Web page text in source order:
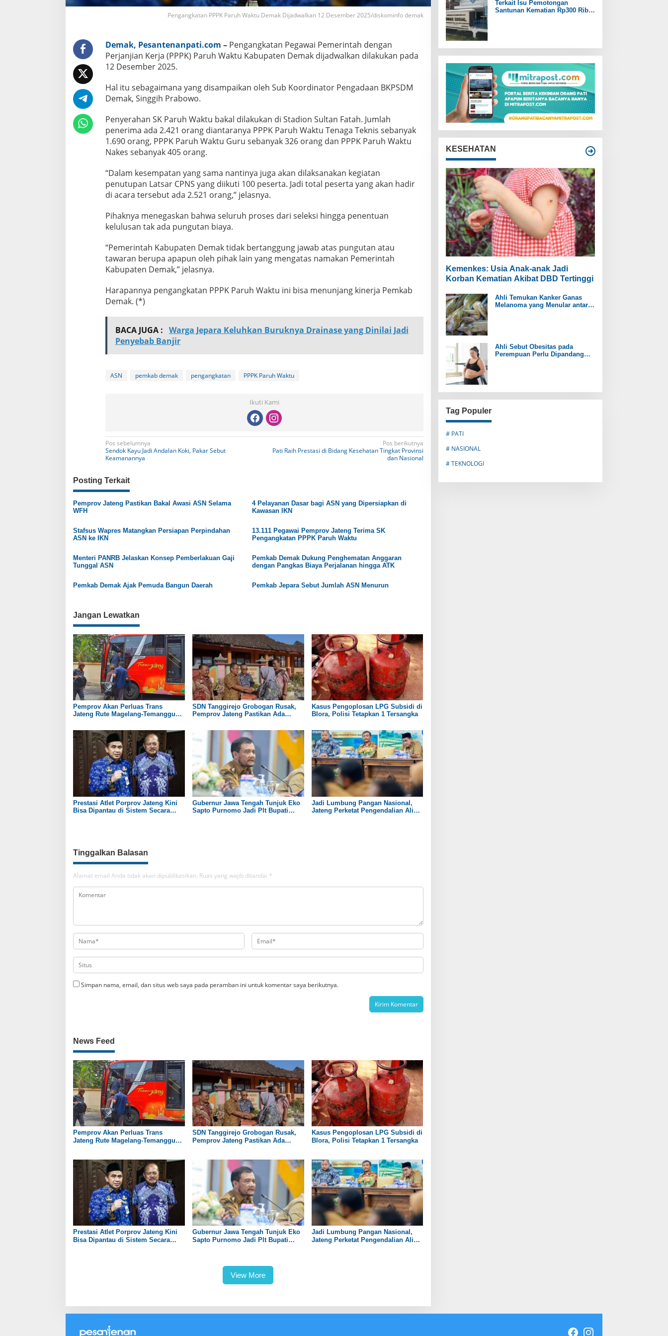
2
m
b
e
r
2
2
5
Pengangkatan PPPK Paruh Waktu Demak Dijadwalkan 12 Desember 2025/diskominfo demak
Demak, Pesantenanpati.com – Pengangkatan Pegawai Pemerintah dengan
Perjanjian Kerja (PPPK) Paruh Waktu Kabupaten Demak dijadwalkan dilakukan pada
12 Desember 2025.
Hal itu sebagaimana yang disampaikan oleh Sub Koordinator Pengadaan BKPSDM
Demak, Singgih Prabowo.
Penyerahan SK Paruh Waktu bakal dilakukan di Stadion Sultan Fatah. Jumlah
penerima ada 2.421 orang diantaranya PPPK Paruh Waktu Tenaga Teknis sebanyak
1.690 orang, PPPK Paruh Waktu Guru sebanyak 326 orang dan PPPK Paruh Waktu
Nakes sebanyak 405 orang.
“Dalam kesempatan yang sama nantinya juga akan dilaksanakan kegiatan
penutupan Latsar CPNS yang diikuti 100 peserta. Jadi total peserta yang akan hadir
di acara tersebut ada 2.521 orang,” jelasnya.
Pihaknya menegaskan bahwa seluruh proses dari seleksi hingga penentuan
kelulusan tak ada pungutan biaya.
“Pemerintah Kabupaten Demak tidak bertanggung jawab atas pungutan atau
tawaran berupa apapun oleh pihak lain yang mengatas namakan Pemerintah
Kabupaten Demak,” jelasnya.
Harapannya pengangkatan PPPK Paruh Waktu ini bisa menunjang kinerja Pemkab
Demak. (*)
BACA JUGA : Warga Jepara Keluhkan Buruknya Drainase yang Dinilai Jadi
Penyebab Banjir
ASN pemkab demak pengangkatan PPPK Paruh Waktu
Ikuti Kami
N
a
v
i
g
s
i
p
o
s
Pos sebelumnya
Sendok Kayu Jadi Andalan Koki, Pakar Sebut
Keamanannya
Pos berikutnya
Pati Raih Prestasi di Bidang Kesehatan Tingkat Provinsi
dan Nasional
Posting Terkait
Pemprov Jateng Pastikan Bakal Awasi ASN Selama
WFH
4 Pelayanan Dasar bagi ASN yang Dipersiapkan di
Kawasan IKN
Stafsus Wapres Matangkan Persiapan Perpindahan
ASN ke IKN
13.111 Pegawai Pemprov Jateng Terima SK
Pengangkatan PPPK Paruh Waktu
Menteri PANRB Jelaskan Konsep Pemberlakuan Gaji
Tunggal ASN
Pemkab Demak Dukung Penghematan Anggaran
dengan Pangkas Biaya Perjalanan hingga ATK
Pemkab Demak Ajak Pemuda Bangun Daerah Pemkab Jepara Sebut Jumlah ASN Menurun
Jangan Lewatkan
Pemprov Akan Perluas Trans
Jateng Rute Magelang-Temanggung
SDN Tanggirejo Grobogan Rusak,
Pemprov Jateng Pastikan Ada
Kasus Pengoplosan LPG Subsidi di
Blora, Polisi Tetapkan 1 Tersangka
Prestasi Atlet Porprov Jateng Kini
Bisa Dipantau di Sistem Secara
Gubernur Jawa Tengah Tunjuk Eko
Sapto Purnomo Jadi Plt Bupati
Jadi Lumbung Pangan Nasional,
Jateng Perketat Pengendalian Alih
Tinggalkan Balasan
Alamat email Anda tidak akan dipublikasikan. Ruas yang wajib ditandai *
Simpan nama, email, dan situs web saya pada peramban ini untuk komentar saya berikutnya.
News Feed
Pemprov Akan Perluas Trans
Jateng Rute Magelang-Temanggung
SDN Tanggirejo Grobogan Rusak,
Pemprov Jateng Pastikan Ada
Kasus Pengoplosan LPG Subsidi di
Blora, Polisi Tetapkan 1 Tersangka
Prestasi Atlet Porprov Jateng Kini
Bisa Dipantau di Sistem Secara
Gubernur Jawa Tengah Tunjuk Eko
Sapto Purnomo Jadi Plt Bupati
Jadi Lumbung Pangan Nasional,
Jateng Perketat Pengendalian Alih
View More
Terkait Isu Pemotongan
Santunan Kematian Rp300 Ribu,
KESEHATAN
Kemenkes: Usia Anak-anak Jadi
Korban Kematian Akibat DBD Tertinggi
Ahli Temukan Kanker Ganas
Melanoma yang Menular antar
Ahli Sebut Obesitas pada
Perempuan Perlu Dipandang
Tag Populer
# PATI
# NASIONAL
# TEKNOLOGI